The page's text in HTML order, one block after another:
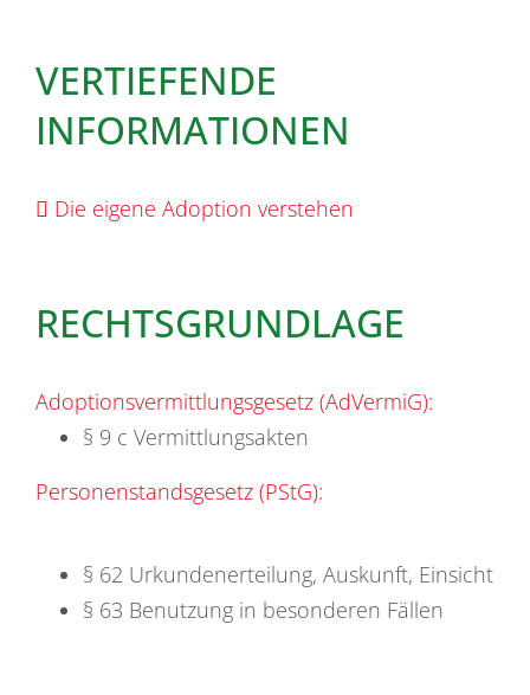
VERTIEFENDE
INFORMATIONEN
Die eigene Adoption verstehen
RECHTSGRUNDLAGE
Adoptionsvermittlungsgesetz (AdVermiG):
§ 9 c Vermittlungsakten
Personenstandsgesetz (PStG):
§ 62 Urkundenerteilung, Auskunft, Einsicht
§ 63 Benutzung in besonderen Fällen